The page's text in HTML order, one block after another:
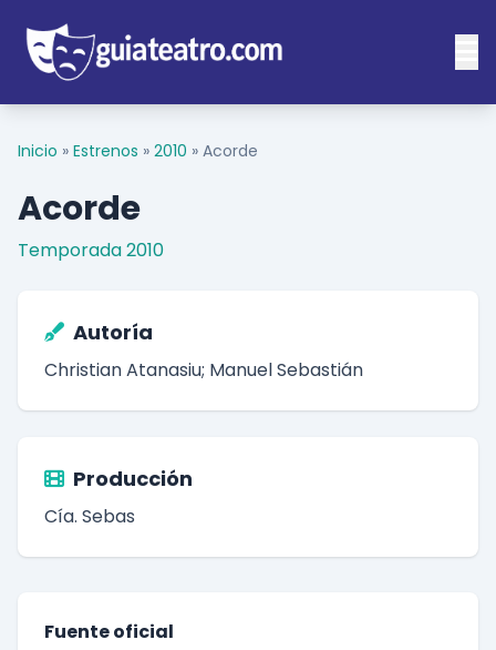
Inicio » Estrenos » 2010 » Acorde
Acorde
Temporada 2010
Autoría
Christian Atanasiu; Manuel Sebastián
Producción
Cía. Sebas
Fuente oficial